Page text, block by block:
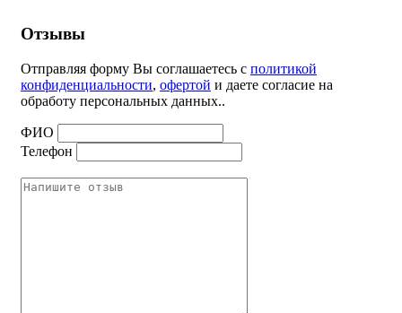
Отзывы
Отправляя форму Вы соглашаетесь с политикой
конфиденциальности, офертой и даете согласие на
обработу персональных данных..
ФИО
Телефон